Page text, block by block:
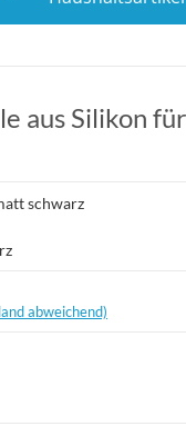
aus Silikon
schwarz
abweichend)